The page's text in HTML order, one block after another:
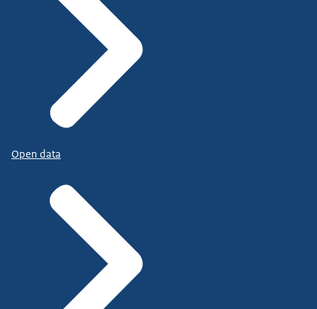
Open data